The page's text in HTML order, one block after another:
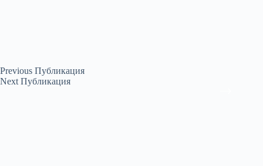
Previous Публикация
Next Публикация